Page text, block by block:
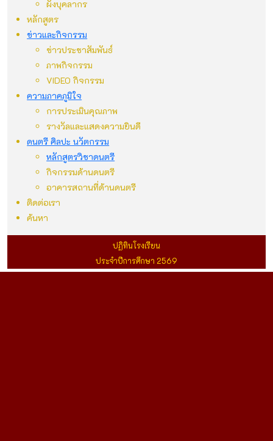
ผังบุคลากร
หลักสูตร
ข่าวและกิจกรรม
ข่าวประชาสัมพันธ์
ภาพกิจกรรม
VIDEO กิจกรรม
ความภาคภูมิใจ
การประเมินคุณภาพ
รางวัลและแสดงความยินดี
ดนตรี ศิลปะ นวัตกรรม
หลักสูตรวิชาดนตรี
กิจกรรมด้านดนตรี
อาคารสถานที่ด้านดนตรี
ติดต่อเรา
ค้นหา
ปฏิทินโรงเรียน
ประจำปีการศึกษา 2569